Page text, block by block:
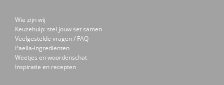
Wie zijn wij
Keuzehulp: stel jouw set samen
Veelgestelde vragen / FAQ
Paella-ingrediënten
Weetjes en woordenschat
Inspiratie en recepten